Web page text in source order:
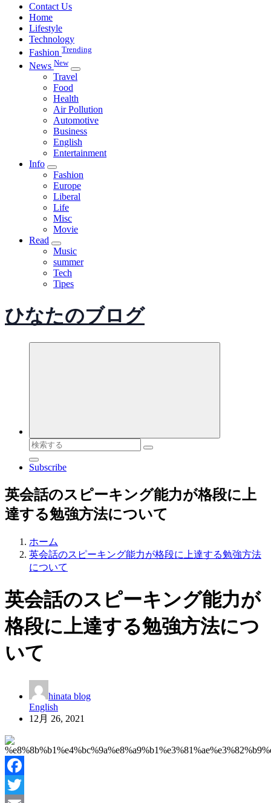
Contact Us
Home
Lifestyle
Technology
Fashion Trending
News New
Travel
Food
Health
Air Pollution
Automotive
Business
English
Entertainment
Info
Fashion
Europe
Liberal
Life
Misc
Movie
Read
Music
summer
Tech
Tipes
ひなたのブログ
検
索
対
Subscribe
英会話のスピーキング能力が格段に上
達する勉強方法について
ホーム
英会話のスピーキング能力が格段に上達する勉強方法
について
英会話のスピーキング能力が
格段に上達する勉強方法につ
いて
hinata blog
English
12月 26, 2021
Facebook